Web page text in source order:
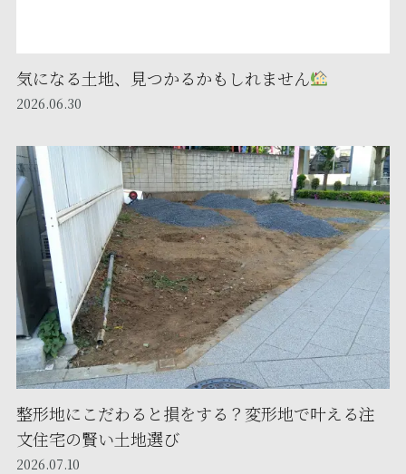
気になる土地、見つかるかもしれません
2026.06.30
整形地にこだわると損をする？変形地で叶える注
文住宅の賢い土地選び
2026.07.10